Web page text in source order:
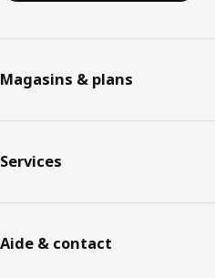
Magasins & plans
Services
Aide & contact